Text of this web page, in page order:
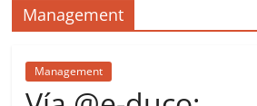
del
Conocimiento
Management
Management